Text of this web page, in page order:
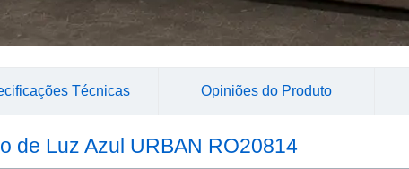
Técnicas Opiniões do Produto
de Luz Azul URBAN RO20814